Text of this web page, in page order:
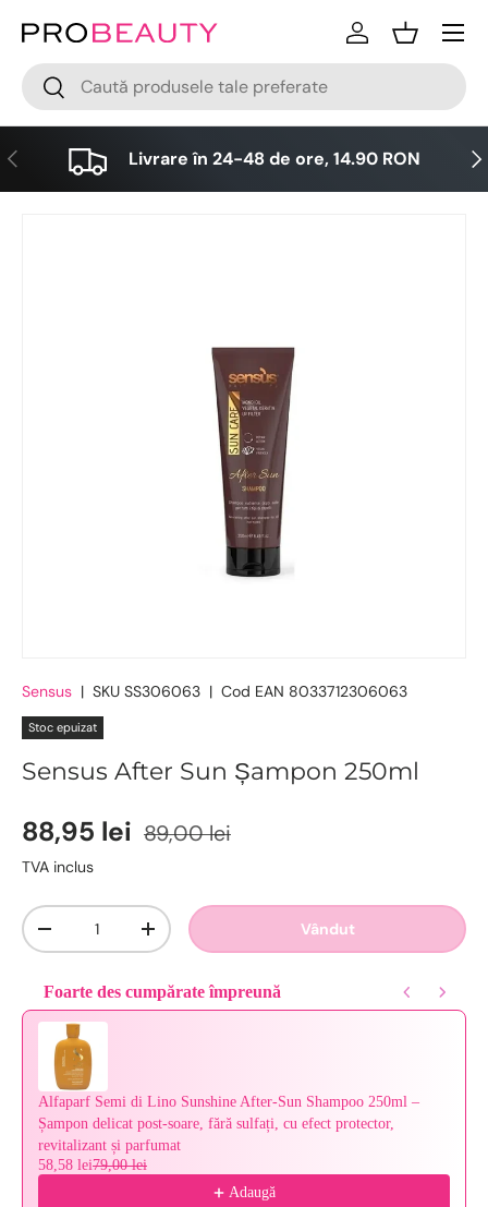
Sari la conținut
Cǎutare
Cǎutare
LogareCos
Meniu
Anterior Livrare în 24-48 de ore, 14.90 RON
Sensus | SKU SS306063 | Cod EAN 8033712306063
Stoc epuizat
Sensus After Sun Șampon 250ml
88,95 lei 89,00 lei
TVA inclus
Cantitate
-
+ Vândut
Foarte des cumpărate împreună
Use the Previous and Next buttons to navigate through product
Alfaparf Semi di Lino Sunshine After-Sun Shampoo 250ml –
Șampon delicat post-soare, fără sulfați, cu efect protector,
revitalizant și parfumat
58,58 lei79,00 lei
Adaugă